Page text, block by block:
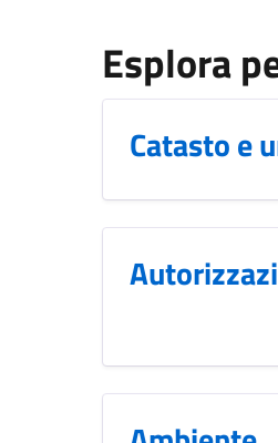
Esplora
Catasto e